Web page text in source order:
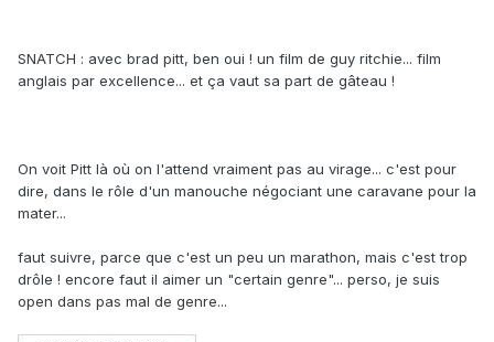
SNATCH : avec brad pitt, ben oui ! un film de guy ritchie... film
anglais par excellence... et ça vaut sa part de gâteau !
On voit Pitt là où on l'attend vraiment pas au virage... c'est pour
dire, dans le rôle d'un manouche négociant une caravane pour la
mater...
faut suivre, parce que c'est un peu un marathon, mais c'est trop
drôle ! encore faut il aimer un "certain genre"... perso, je suis
open dans pas mal de genre...